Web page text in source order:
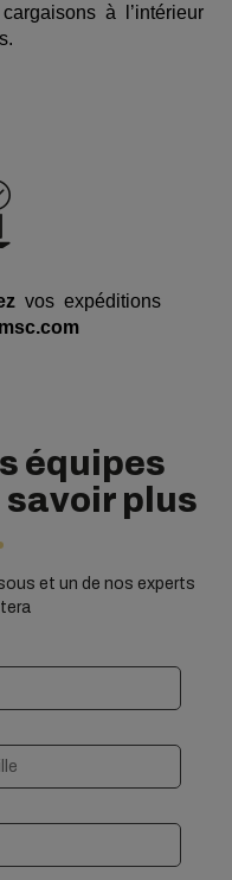
à l’intérieur
vos expéditions
msc.com
équipes
savoir plus
et un de nos experts